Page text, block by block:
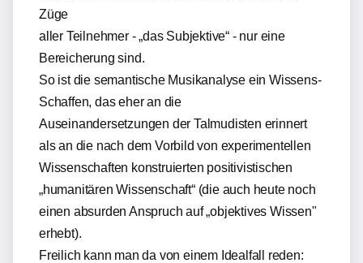
Züge
aller Teilnehmer - „das Subjektive“ - nur eine
Bereicherung sind.
So ist die semantische Musikanalyse ein Wissens-
Schaffen, das eher an die
Auseinandersetzungen der Talmudisten erinnert
als an die nach dem Vorbild von experimentellen
Wissenschaften konstruierten positivistischen
„humanitären Wissenschaft“ (die auch heute noch
einen absurden Anspruch auf „objektives Wissen"
erhebt).
Freilich kann man da von einem Idealfall reden: